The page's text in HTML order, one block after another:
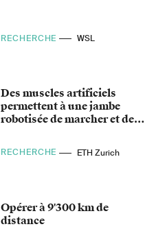
RECHERCHE WSL
Des muscles artificiels
permettent à une jambe
robotisée de marcher et de
RECHERCHE ETH Zurich
Opérer à 9'300 km de
distance